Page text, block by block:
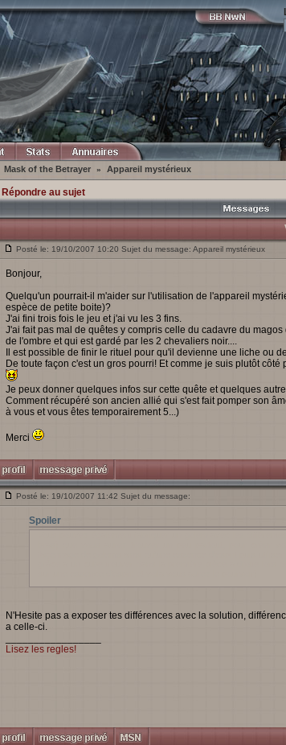
Mask of the Betrayer » Appareil mystérieux
Répondre au sujet
Posté le: 19/10/2007 10:20 Sujet du message: Appareil mystérieux
Bonjour,
Quelqu'un pourrait-il m'aider sur l'utilisation de l'appareil
espèce de petite boite)?
J'ai fini trois fois le jeu et j'ai vu les 3 fins.
J'ai fait pas mal de quêtes y compris celle du cadavre du
de l'ombre et qui est gardé par les 2 chevaliers noir....
Il est possible de finir le rituel pour qu'il devienne une liche ou
De toute façon c'est un gros pourri! Et comme je suis plutôt
Je peux donner quelques infos sur cette quête et quelques
Comment récupéré son ancien allié qui s'est fait pomper son
à vous et vous êtes temporairement 5...)
Merci
Posté le: 19/10/2007 11:42 Sujet du message:
Spoiler
N'Hesite pas a exposer tes différences avec la solution,
a celle-ci.
Lisez les regles!